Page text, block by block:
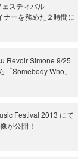
スティバル
ーを務めた２時間に
Revoir Simone 9/25
「Somebody Who」
Festival 2013 にて
が公開！